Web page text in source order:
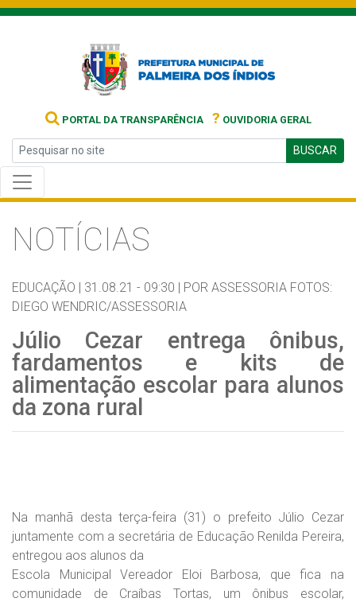
PORTAL DA TRANSPARÊNCIA ? OUVIDORIA GERAL
BUSCAR
NOTÍCIAS
EDUCAÇÃO | 31.08.21 - 09:30 | POR ASSESSORIA FOTOS:
DIEGO WENDRIC/ASSESSORIA
Júlio Cezar entrega ônibus,
fardamentos e kits de
alimentação escolar para alunos
da zona rural
Na manhã desta terça-feira (31) o prefeito Júlio Cezar
juntamente com a secretária de Educação Renilda Pereira,
entregou aos alunos da
Escola Municipal Vereador Eloi Barbosa, que fica na
comunidade de Craíbas Tortas, um ônibus escolar,